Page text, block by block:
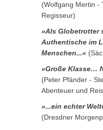
(Wolfgang Mertin -
Regisseur)
»Als Globetrotter
Authentische im
Menschen...«
»Große Klasse…
(Peter Pfänder -
Abenteuer und
»...ein echter
(Dresdner